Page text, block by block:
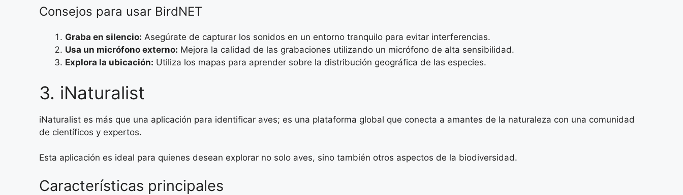
Consejos para usar BirdNET
Graba en silencio: Asegúrate de capturar los sonidos en un entorno tranquilo para evitar interferencias.
Usa un micrófono externo: Mejora la calidad de las grabaciones utilizando un micrófono de alta sensibilidad.
Explora la ubicación: Utiliza los mapas para aprender sobre la distribución geográfica de las especies.
3. iNaturalist
iNaturalist es más que una aplicación para identificar aves; es una plataforma global que conecta a amantes de la naturaleza con una comunidad
de científicos y expertos.
Esta aplicación es ideal para quienes desean explorar no solo aves, sino también otros aspectos de la biodiversidad.
Características principales